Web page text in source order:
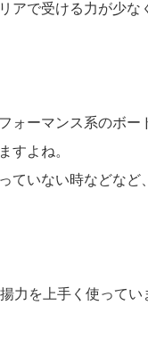
アで受ける力が少な
ーマンス系のボー
すよね。
ていない時などなど
力を上手く使ってい